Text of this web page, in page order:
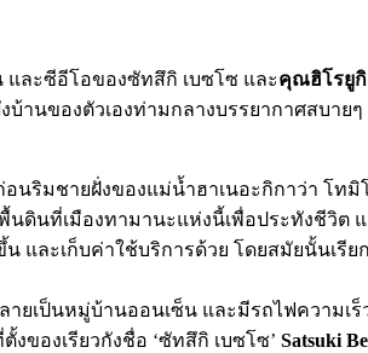
และซีอีโอของซัทสึกิ เบซโซ และคุณฮิโรยูกิ
านของตัวเองท่ามกลางบรรยากาศสบ
นริมชายฝั่งของแม่น้ำฮาเนอะกิกาว่า โ
ดินที่เมืองทามานะแห่งนี้เพื่อประทังชีวิต
และเก็บค่าใช้บริการด้วย โดยสมัยนั้นเ
ยเป็นหมู่บ้านออนเซ็น และมีรถไฟความเร็
งของเรียวกังชื่อ ‘ซัทสึกิ เบซโซ’ Satsuki